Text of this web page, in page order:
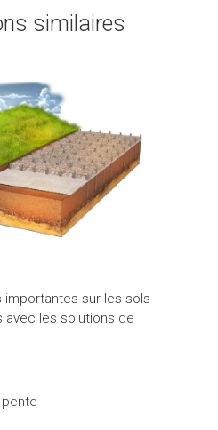
similaires
importantes sur les sols
avec les solutions de